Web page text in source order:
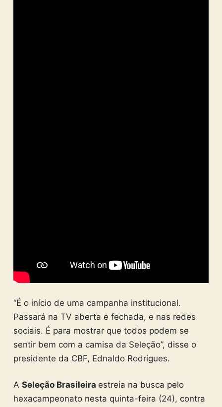
“É o início de uma campanha institucional.
Passará na TV aberta e fechada, e nas redes
sociais. É para mostrar que todos podem se
sentir bem com a camisa da Seleção”, disse o
presidente da CBF, Ednaldo Rodrigues.
A Seleção Brasileira estreia na busca pelo
hexacampeonato nesta quinta-feira (24), contra